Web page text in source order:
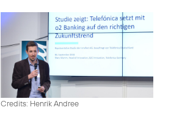
Credits: Henrik Andree